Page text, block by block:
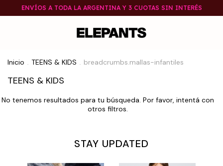
ENVÍOS A TODA LA ARGENTINA Y 3 CUOTAS SIN INTERÉS
Inicio . TEENS & KIDS . breadcrumbs.mallas-infantiles
TEENS & KIDS
No tenemos resultados para tu búsqueda. Por favor, intentá con
otros filtros.
STAY UPDATED